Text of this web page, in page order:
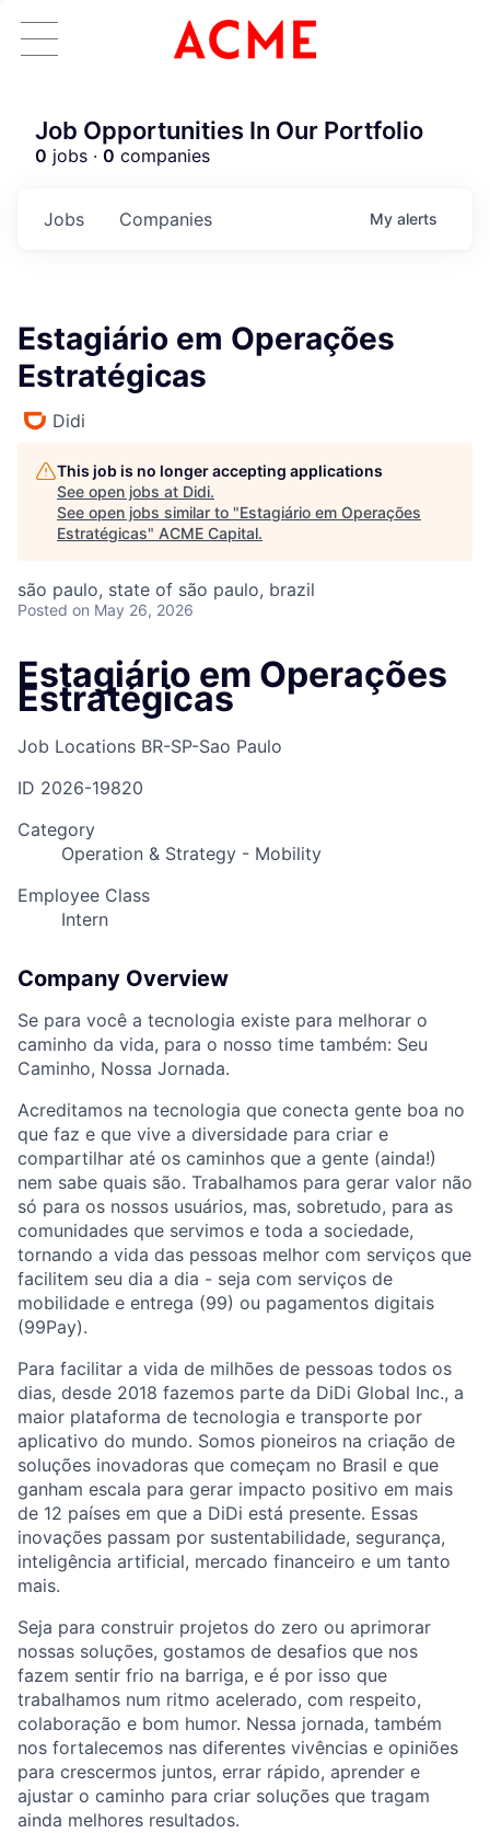
ACME Homepage
Job Opportunities In Our Portfolio
0 jobs · 0 companies
Jobs Companies My alerts
Estagiário em Operações
Estratégicas
Didi
This job is no longer accepting applications
See open jobs at Didi.
See open jobs similar to "Estagiário em Operações
Estratégicas" ACME Capital.
são paulo, state of são paulo, brazil
Posted on May 26, 2026
Estagiário em Operações
Estratégicas
Job Locations BR-SP-Sao Paulo
ID 2026-19820
Category
Operation & Strategy - Mobility
Employee Class
Intern
Company Overview
Se para você a tecnologia existe para melhorar o
caminho da vida, para o nosso time também: Seu
Caminho, Nossa Jornada.
Acreditamos na tecnologia que conecta gente boa no
que faz e que vive a diversidade para criar e
compartilhar até os caminhos que a gente (ainda!)
nem sabe quais são. Trabalhamos para gerar valor não
só para os nossos usuários, mas, sobretudo, para as
comunidades que servimos e toda a sociedade,
tornando a vida das pessoas melhor com serviços que
facilitem seu dia a dia - seja com serviços de
mobilidade e entrega (99) ou pagamentos digitais
(99Pay).
Para facilitar a vida de milhões de pessoas todos os
dias, desde 2018 fazemos parte da DiDi Global Inc., a
maior plataforma de tecnologia e transporte por
aplicativo do mundo. Somos pioneiros na criação de
soluções inovadoras que começam no Brasil e que
ganham escala para gerar impacto positivo em mais
de 12 países em que a DiDi está presente. Essas
inovações passam por sustentabilidade, segurança,
inteligência artificial, mercado financeiro e um tanto
mais.
Seja para construir projetos do zero ou aprimorar
nossas soluções, gostamos de desafios que nos
fazem sentir frio na barriga, e é por isso que
trabalhamos num ritmo acelerado, com respeito,
colaboração e bom humor. Nessa jornada, também
nos fortalecemos nas diferentes vivências e opiniões
para crescermos juntos, errar rápido, aprender e
ajustar o caminho para criar soluções que tragam
ainda melhores resultados.